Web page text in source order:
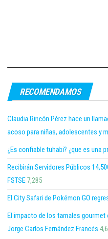
RECOMENDAMOS
Claudia Rincón Pérez hace un
acoso para niñas, adolescentes y
¿Es confiable tuhabi? ¿que es una
Recibirán Servidores Públicos
FSTSE 7,285
El City Safari de Pokémon GO
El impacto de los tamales
Jorge Carlos Fernández Francés